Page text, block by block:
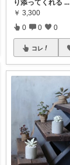
り添ってくれる ...
￥ 3,300
0 0 0
コレ